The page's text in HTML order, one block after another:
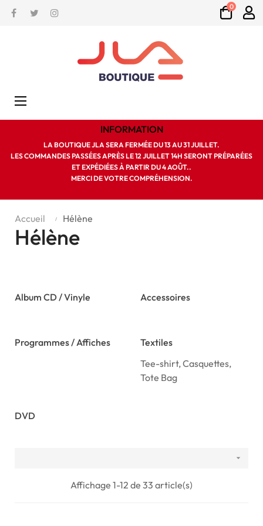
Facebook
Twitter 0
Basculer
navigation
☰
INFORMATION
LA BOUTIQUE JLA SERA FERMÉE DU 13 AU 31 JUILLET.
LES COMMANDES PASSÉES APRÈS LE 12 JUILLET 14H SERONT PRÉPARÉES
ET EXPÉDIÉES À PARTIR DU 4 AOÛT..
MERCI DE VOTRE COMPRÉHENSION.
Hélène
Accueil Hélène
Album CD / Vinyle Accessoires
Programmes / Affiches
Textiles
Tee-shirt, Casquettes,
Tote Bag
DVD

Affichage 1-12 de 33 article(s)